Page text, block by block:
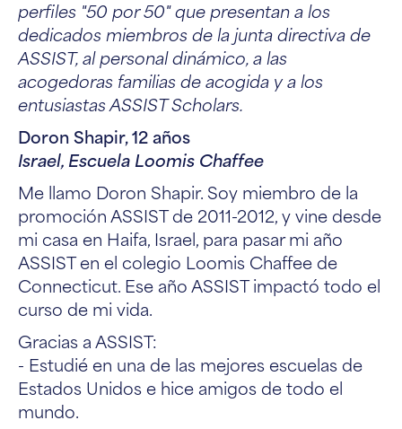
perfiles "50 por 50" que presentan a los
dedicados miembros de la junta directiva de
ASSIST, al personal dinámico, a las
acogedoras familias de acogida y a los
entusiastas ASSIST Scholars.
Doron Shapir, 12 años
Israel, Escuela Loomis Chaffee
Me llamo Doron Shapir. Soy miembro de la
promoción ASSIST de 2011-2012, y vine desde
mi casa en Haifa, Israel, para pasar mi año
ASSIST en el colegio Loomis Chaffee de
Connecticut. Ese año ASSIST impactó todo el
curso de mi vida.
Gracias a ASSIST:
- Estudié en una de las mejores escuelas de
Estados Unidos e hice amigos de todo el
mundo.